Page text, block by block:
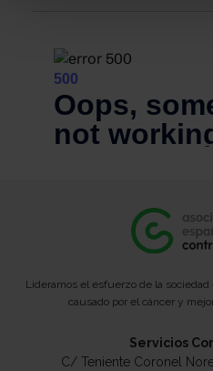
Lideramos el esfuerzo de la
causado por el cáncer y
Servicios
C/ Teniente Coronel